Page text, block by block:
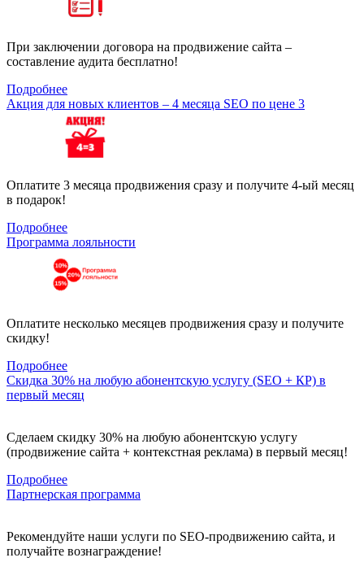
При заключении договора на продвижение сайта –
составление аудита бесплатно!
Подробнее
Акция для новых клиентов – 4 месяца SEO по цене 3
Оплатите 3 месяца продвижения сразу и получите 4-ый месяц
в подарок!
Подробнее
Программа лояльности
Оплатите несколько месяцев продвижения сразу и получите
скидку!
Подробнее
Скидка 30% на любую абонентскую услугу (SEO + КР) в
первый месяц
Сделаем скидку 30% на любую абонентскую услугу
(продвижение сайта + контекстная реклама) в первый месяц!
Подробнее
Партнерская программа
Рекомендуйте наши услуги по SEO-продвижению сайта, и
получайте вознаграждение!